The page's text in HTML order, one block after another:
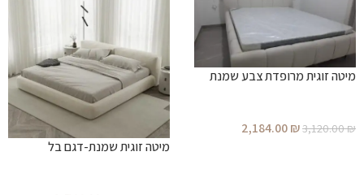
מיטה זוגית מרופדת צבע שמנת
3,120.00₪
2,184.00₪
מיטה זוגית שמנת-דגם בל